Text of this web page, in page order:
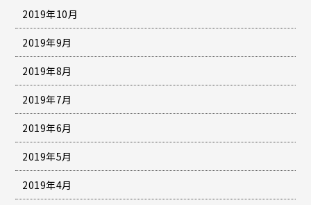
2019年10月
2019年9月
2019年8月
2019年7月
2019年6月
2019年5月
2019年4月